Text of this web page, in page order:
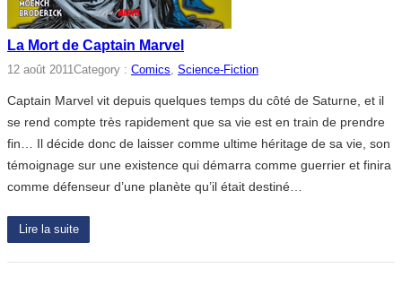
La Mort de Captain Marvel
12 août 2011Category : Comics, Science-Fiction
Captain Marvel vit depuis quelques temps du côté de Saturne, et il
se rend compte très rapidement que sa vie est en train de prendre
fin… Il décide donc de laisser comme ultime héritage de sa vie, son
témoignage sur une existence qui démarra comme guerrier et finira
comme défenseur d’une planète qu’il était destiné…
Lire la suite